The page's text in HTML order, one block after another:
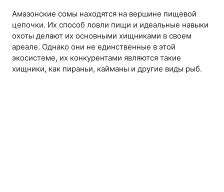
Амазонские сомы находятся на вершине пищевой
цепочки. Их способ ловли пищи и идеальные навыки
охоты делают их основными хищниками в своем
ареале. Однако они не единственные в этой
экосистеме, их конкурентами являются такие
хищники, как пираньи, кайманы и другие виды рыб.